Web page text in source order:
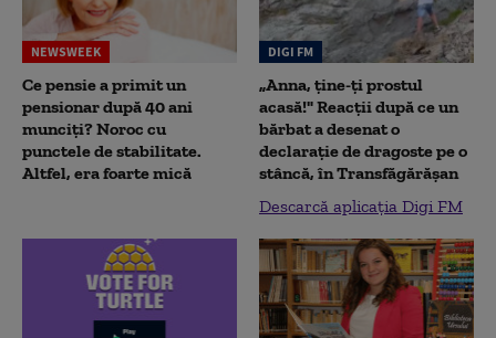
NEWSWEEK
Ce pensie a primit un
pensionar după 40 ani
munciți? Noroc cu
punctele de stabilitate.
Altfel, era foarte mică
DIGI FM
„Anna, ţine-ţi prostul
acasă!" Reacţii după ce un
bărbat a desenat o
declaraţie de dragoste pe o
stâncă, în Transfăgărăşan
Descarcă aplicația Digi FM